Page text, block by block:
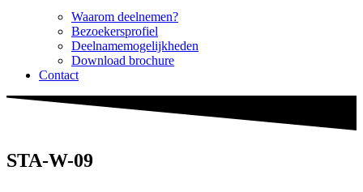
Waarom deelnemen?
Bezoekersprofiel
Deelnamemogelijkheden
Download brochure
Contact
STA-W-09